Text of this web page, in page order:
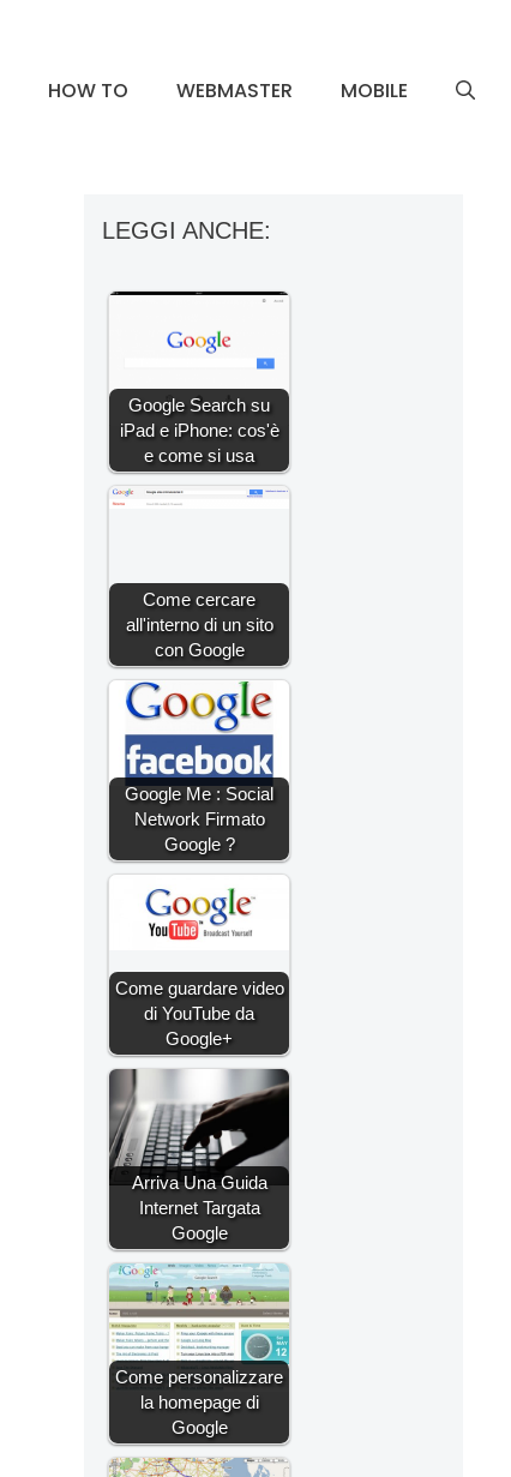
HOW TO WEBMASTER MOBILE
LEGGI ANCHE:
Google Search su
iPad e iPhone: cos'è
e come si usa
Come cercare
all'interno di un sito
con Google
Google Me : Social
Network Firmato
Google ?
Come guardare video
di YouTube da
Google+
Arriva Una Guida
Internet Targata
Google
Come personalizzare
la homepage di
Google